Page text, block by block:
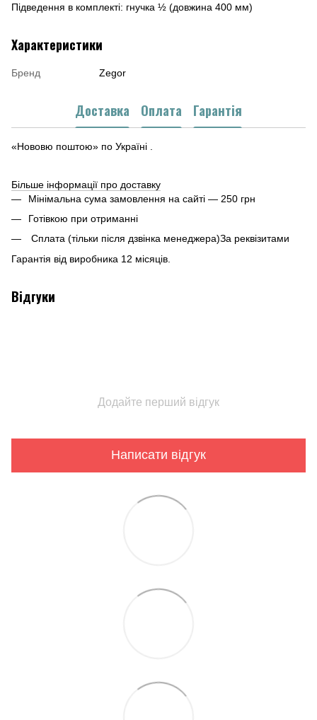
Підведення в комплекті: гнучка ½ (довжина 400 мм)
Характеристики
Бренд Zegor
Доставка Оплата Гарантія
«Нововю поштою» по Україні .
Більше інформації про доставку
Мінімальна сума замовлення на сайті — 250 грн
Готівкою при отриманні
Сплата (тільки після дзвінка менеджера)За реквізитами
Гарантія від виробника 12 місяців.
Відгуки
Додайте перший відгук
Написати відгук